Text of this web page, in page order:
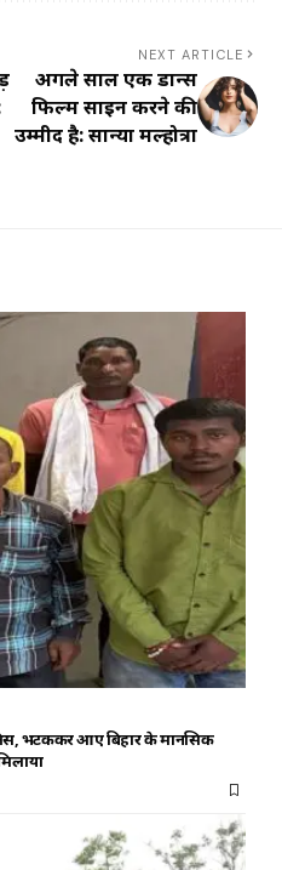
NEXT ARTICLE
अगले साल एक डान्स
फिल्म साइन करने की
उम्मीद है: सान्या मल्होत्रा
भटककर आए बिहार के मानसिक